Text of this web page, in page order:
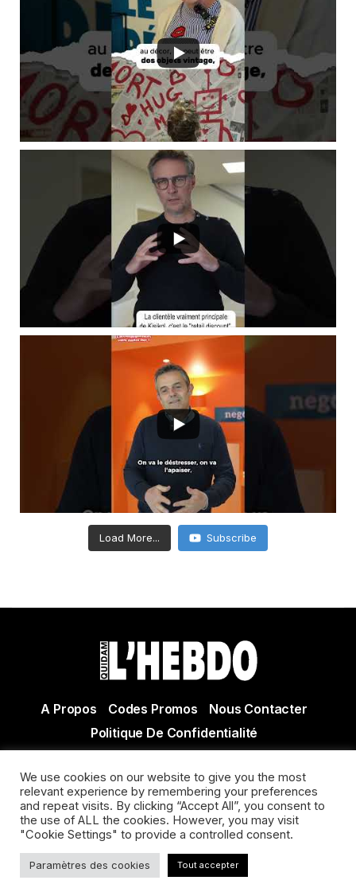
Load More... Subscribe
A Propos Codes Promos
Nous Contacter
Politique De Confidentialité
Actualité Agen - Actualité en lot et Garonne - Actualité
Villeneuve sur Lot
We use cookies on our website to give you the most
relevant experience by remembering your preferences
and repeat visits. By clicking “Accept All”, you consent to
the use of ALL the cookies. However, you may visit
"Cookie Settings" to provide a controlled consent.
Paramètres des cookies Tout accepter